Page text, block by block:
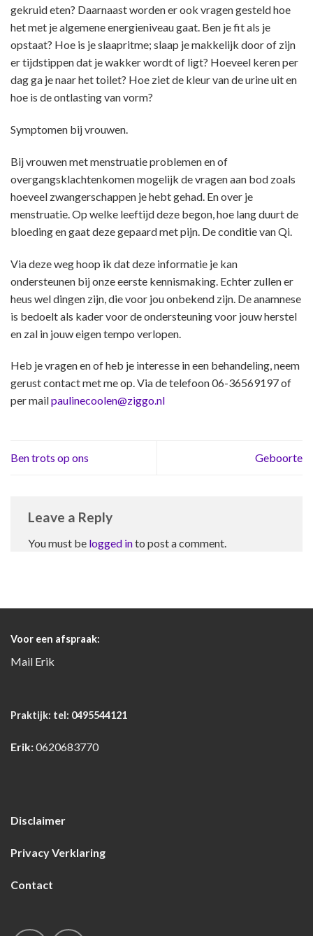
gekruid eten? Daarnaast worden er ook vragen gesteld hoe
het met je algemene energieniveau gaat. Ben je fit als je
opstaat? Hoe is je slaapritme; slaap je makkelijk door of zijn
er tijdstippen dat je wakker wordt of ligt? Hoeveel keren per
dag ga je naar het toilet? Hoe ziet de kleur van de urine uit en
hoe is de ontlasting van vorm?
Symptomen bij vrouwen.
Bij vrouwen met menstruatie problemen en of
overgangsklachtenkomen mogelijk de vragen aan bod zoals
hoeveel zwangerschappen je hebt gehad. En over je
menstruatie. Op welke leeftijd deze begon, hoe lang duurt de
bloeding en gaat deze gepaard met pijn. De conditie van Qi.
Via deze weg hoop ik dat deze informatie je kan
ondersteunen bij onze eerste kennismaking. Echter zullen er
heus wel dingen zijn, die voor jou onbekend zijn. De anamnese
is bedoelt als kader voor de ondersteuning voor jouw herstel
en zal in jouw eigen tempo verlopen.
Heb je vragen en of heb je interesse in een behandeling, neem
gerust contact met me op. Via de telefoon 06-36569197 of
per mailpaulinecoolen@ziggo.nl
Ben trots op ons Geboorte
Leave a Reply
You must be logged into post a comment.
Voor een afspraak:
Mail Erik
Praktijk: tel: 0495544121
Erik:0620683770
Disclaimer
Privacy Verklaring
Contact